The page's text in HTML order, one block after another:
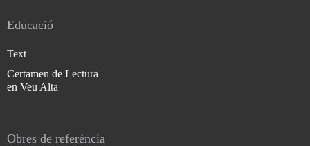
Educació
Text
Certamen de Lectura
en Veu Alta
Obres de referència